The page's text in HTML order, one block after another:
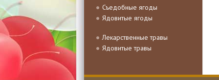
Съедобные ягоды
Ядовитые ягоды
Лекарственные травы
Ядовитые травы